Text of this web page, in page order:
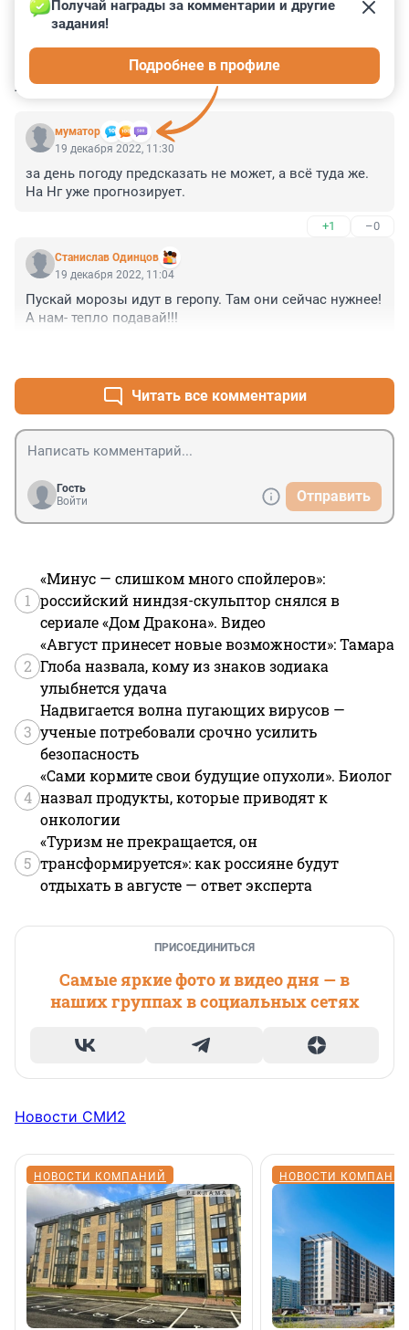
КОММЕНТАРИИ 5
муматор
Получай награды за комментарии и другие
задания!
Подробнее в профиле
19 декабря 2022, 11:30
за день погоду предсказать не может, а всё туда же.
На Нг уже прогнозирует.
+1 –0
Станислав Одинцов
19 декабря 2022, 11:04
Пускай морозы идут в геропу. Там они сейчас нужнее!
А нам- тепло подавай!!!
Читать все комментарии
Гость
Войти
Отправить
1
«Минус — слишком много спойлеров»:
российский ниндзя-скульптор снялся в
сериале «Дом Дракона». Видео
2
«Август принесет новые возможности»: Тамара
Глоба назвала, кому из знаков зодиака
улыбнется удача
3
Надвигается волна пугающих вирусов —
ученые потребовали срочно усилить
безопасность
4
«Сами кормите свои будущие опухоли». Биолог
назвал продукты, которые приводят к
онкологии
5
«Туризм не прекращается, он
трансформируется»: как россияне будут
отдыхать в августе — ответ эксперта
ПРИСОЕДИНИТЬСЯ
Самые яркие фото и видео дня — в
наших группах в социальных сетях
Новости СМИ2
НОВОСТИ КОМПАНИЙ НОВОСТИ